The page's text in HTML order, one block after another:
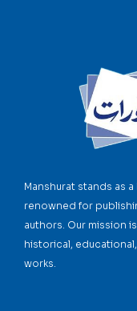
Manshurat stands as
renowned for
authors. Our mission
historical,
works.